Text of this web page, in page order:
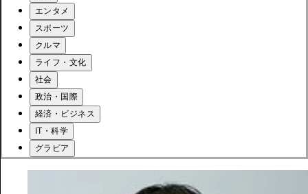
エンタメ
スポーツ
クルマ
ライフ・文化
社会
政治・国際
経済・ビジネス
IT・科学
グラビア